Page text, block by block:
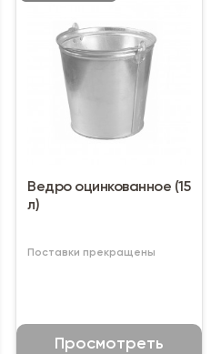
Ведро оцинкованное (15
л)
Поставки прекращены
Просмотреть